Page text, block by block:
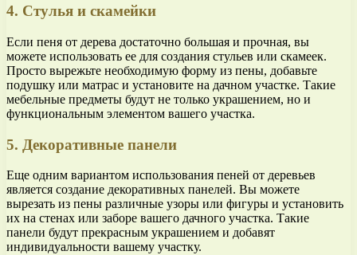
4. Стулья и скамейки
Если пеня от дерева достаточно большая и прочная, вы
можете использовать ее для создания стульев или скамеек.
Просто вырежьте необходимую форму из пены, добавьте
подушку или матрас и установите на дачном участке. Такие
мебельные предметы будут не только украшением, но и
функциональным элементом вашего участка.
5. Декоративные панели
Еще одним вариантом использования пеней от деревьев
является создание декоративных панелей. Вы можете
вырезать из пены различные узоры или фигуры и установить
их на стенах или заборе вашего дачного участка. Такие
панели будут прекрасным украшением и добавят
индивидуальности вашему участку.